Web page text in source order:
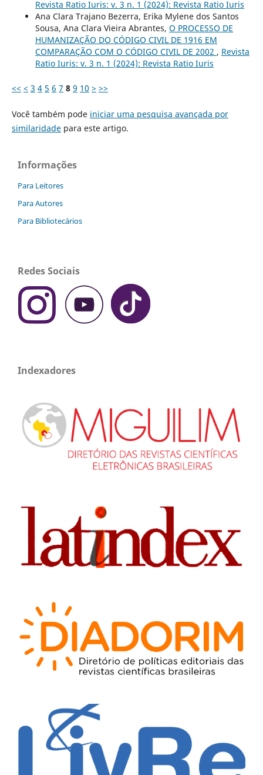
Revista Ratio Iuris: v. 3 n. 1 (2024): Revista Ratio Iuris
Ana Clara Trajano Bezerra, Erika Mylene dos Santos
Sousa, Ana Clara Vieira Abrantes, O PROCESSO DE
HUMANIZAÇÃO DO CÓDIGO CIVIL DE 1916 EM
COMPARAÇÃO COM O CÓDIGO CIVIL DE 2002 , Revista
Ratio Iuris: v. 3 n. 1 (2024): Revista Ratio Iuris
<< < 3 4 5 6 7 8 9 10 > >>
Você também pode iniciar uma pesquisa avançada por
similaridadepara este artigo.
Informações
Para Leitores
Para Autores
Para Bibliotecários
Redes Sociais
Indexadores